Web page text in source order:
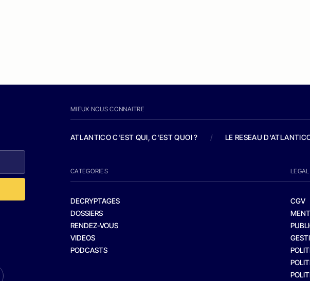
MIEUX NOUS CONNAITRE
ATLANTICO C'EST QUI, C'EST QUOI ? / LE RESEAU
CATEGORIES
DECRYPTAGES
DOSSIERS
RENDEZ-VOUS
VIDEOS
PODCASTS
LEGAL
CGV